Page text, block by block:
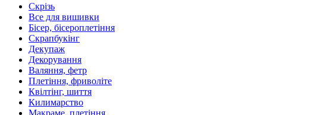
Скрізь
Все для вишивки
Бісер, бісероплетіння
Скрапбукінг
Декупаж
Декорування
Валяння, фетр
Плетіння, фриволіте
Квілтінг, шиття
Килимарство
Макраме, плетіння